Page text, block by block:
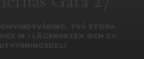
TVÅ STORA
IN I LÄGENHETEN OCH EV.
UTHYRNINGSDEL!